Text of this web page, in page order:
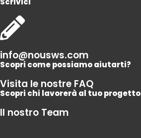
info@nousws.com
Scopri come possiamo aiutarti?
Visita le nostre FAQ
Scopri chi lavorerà al tuo progetto
Il nostro Team